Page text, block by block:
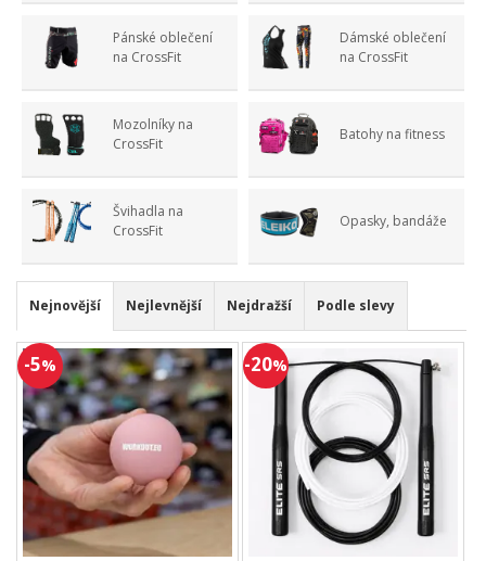
Pánské oblečení
na CrossFit
Dámské oblečení
na CrossFit
Mozolníky na
CrossFit
Batohy na fitness
Švihadla na
CrossFit
Opasky, bandáže
Nejnovější Nejlevnější Nejdražší Podle slevy
-5% -20%